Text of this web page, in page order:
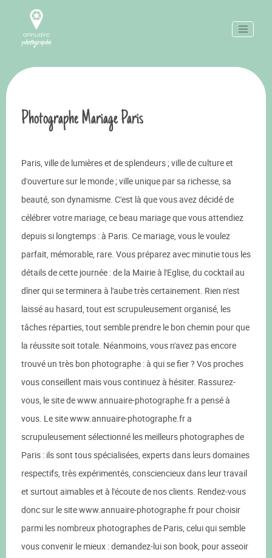
Photographe Mariage Paris
Paris, ville de lumières et de splendeurs ; ville de culture et
d'ouverture sur le monde ; ville unique par sa richesse, sa
beauté, son dynamisme. C'est là que vous avez décidé de
célébrer votre mariage, ce beau mariage que vous attendiez
depuis si longtemps : à Paris. Ce mariage, vous le voulez
parfait, mémorable, rare. Vous préparez avec minutie tous les
détails de cette journée : de la Mairie à l'Eglise, du cocktail au
dîner qui se terminera à l'aube très certainement. Rien n'est
laissé au hasard, tout est scrupuleusement organisé, les
tâches réparties, tout semble prendre le bon chemin pour que
la réussite soit totale. Néanmoins, vous n'avez pas encore
trouvé un très bon photographe : à qui se fier ? Vos proches
vous conseillent mais vous continuez à hésiter. Rassurez-
vous, le site de www.annuaire-photographe.fr a pensé à
vous. Le site www.annuaire-photographe.fr a
scrupuleusement sélectionné les meilleurs photographes de
Paris : ils sont tous spécialisées, experts dans leurs domaines
respectifs, très expérimentés, consciencieux dans leur travail
et surtout aimables et à l'écoute de nos clients. Rendez-vous
donc sur le site www.annuaire-photographe.fr pour choisir
parmi les nombreux photographes de Paris, celui qui semble
vous convenir le mieux : demandez-lui son book, pour asseoir